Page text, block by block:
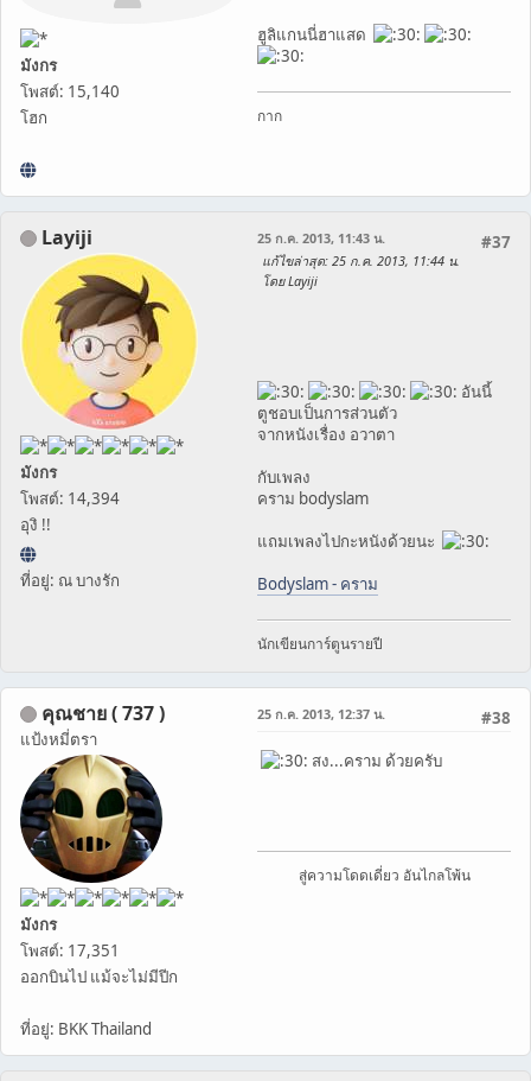
มังกร
โพสต์: 15,140
โฮก
ฮูลิแกนนี่ฮาแสด
กาก
Layiji
มังกร
โพสต์: 14,394
อุงิ !!
ที่อยู่: ณ บางรัก
#37
25 ก.ค. 2013, 11:43 น.
แก้ไขล่าสุด: 25 ก.ค. 2013, 11:44 น.
โดย Layiji
อันนี้
ตูชอบเป็นการส่วนตัว
จากหนังเรื่อง อวาตา
กับเพลง
คราม bodyslam
แถมเพลงไปกะหนังด้วยนะ
Bodyslam - คราม
นักเขียนการ์ตูนรายปี
คุณชาย ( 737 )
แป้งหมี่ตรา
มังกร
โพสต์: 17,351
ออกบินไป แม้จะไม่มีปีก
ที่อยู่: BKK Thailand
#38
25 ก.ค. 2013, 12:37 น.
สง...คราม ด้วยครับ
สู่ความโดดเดี่ยว อันไกลโพ้น